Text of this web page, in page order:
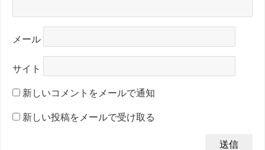
メール
サイト
新しいコメントをメールで通知
新しい投稿をメールで受け取る